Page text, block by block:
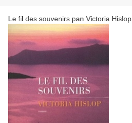
Le fil des souvenirs pan Victoria Hislop